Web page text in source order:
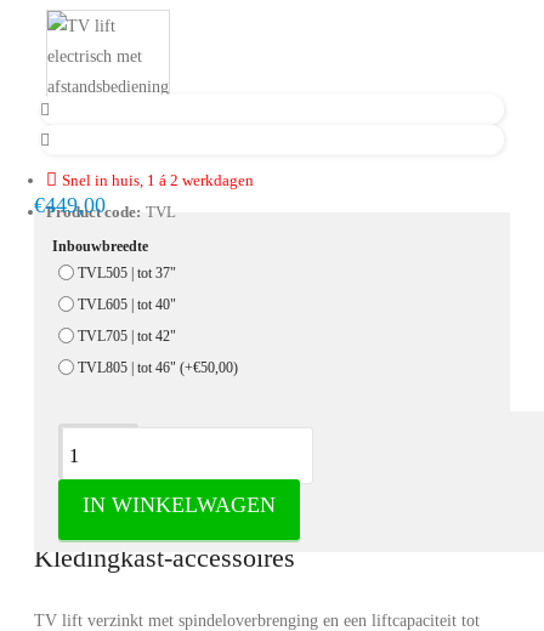
Snel in huis, 1 á 2 werkdagen
Product code: TVL
€449,00
Inbouwbreedte
TVL505 | tot 37"
TVL605 | tot 40"
TVL705 | tot 42"
TVL805 | tot 46" (+€50,00)
IN WINKELWAGEN
Omschrijving
TV lift electrisch met afstandsbediening -
Kledingkast-accessoires
TV lift verzinkt met spindeloverbrenging en een liftcapaciteit tot